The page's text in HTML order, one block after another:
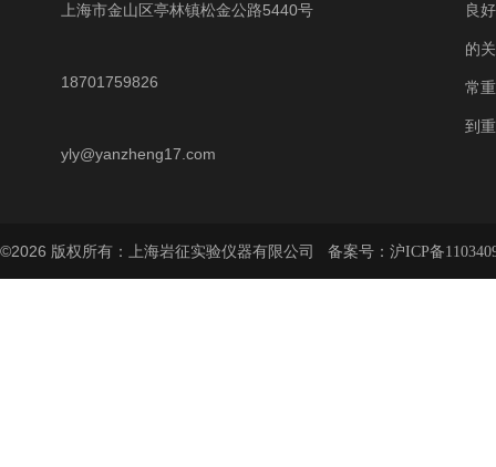
上海市金山区亭林镇松金公路5440号
18701759826
yly@yanzheng17.com
良
的
常
到
©2026 版权所有：上海岩征实验仪器有限公司 备案号： 沪ICP备